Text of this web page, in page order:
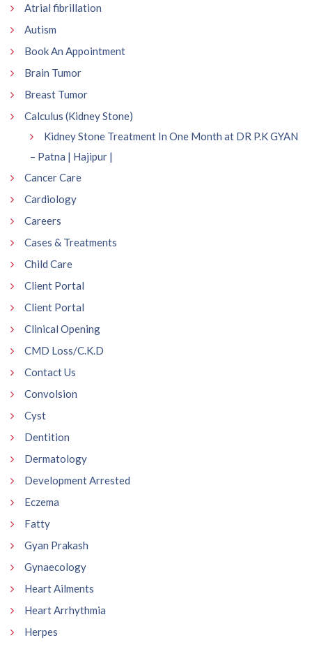
Atrial fibrillation
Autism
Book An Appointment
Brain Tumor
Breast Tumor
Calculus (Kidney Stone)
Kidney Stone Treatment In One Month at DR P.K GYAN
– Patna | Hajipur |
Cancer Care
Cardiology
Careers
Cases & Treatments
Child Care
Client Portal
Client Portal
Clinical Opening
CMD Loss/C.K.D
Contact Us
Convolsion
Cyst
Dentition
Dermatology
Development Arrested
Eczema
Fatty
Gyan Prakash
Gynaecology
Heart Ailments
Heart Arrhythmia
Herpes